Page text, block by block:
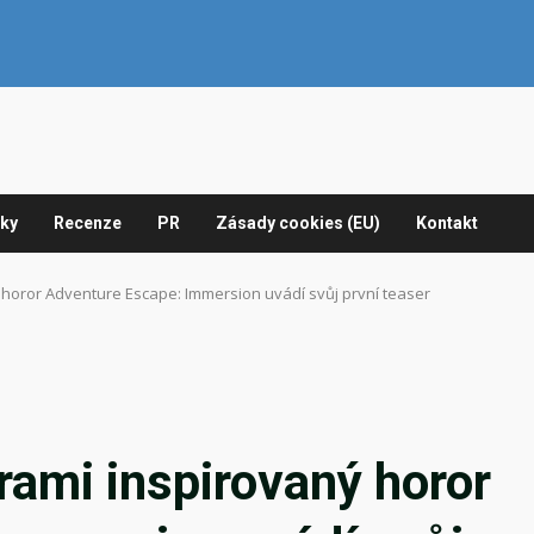
Recenze PR Zásady cookies (EU) Kontakt
Adventure Escape: Immersion uvádí svůj první teaser
inspirovaný horor